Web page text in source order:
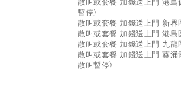
散叫或套餐 加錢送上門 港
暫停)
散叫或套餐 加錢送上門 新
散叫或套餐 加錢送上門 港
散叫或套餐 加錢送上門 九
散叫或套餐 加錢送上門 葵
散叫暫停)